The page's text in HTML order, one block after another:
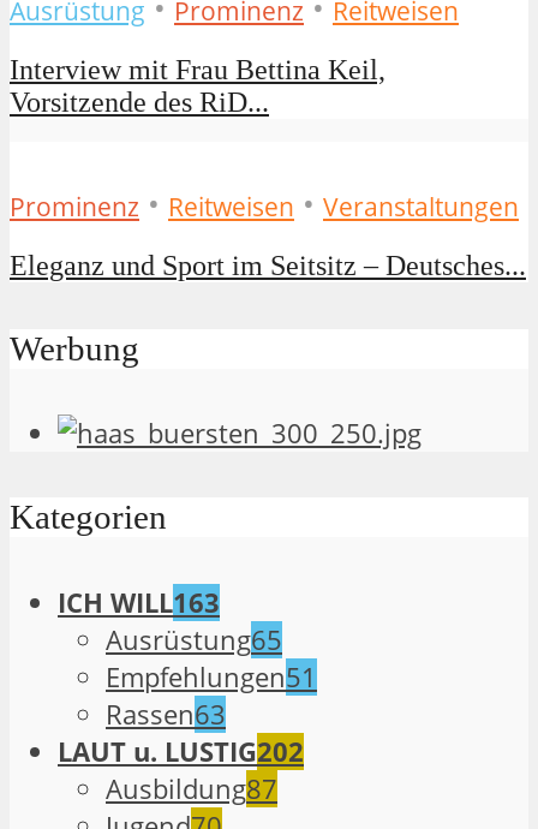
Ausrüstung • Prominenz • Reitweisen
Interview mit Frau Bettina Keil,
Vorsitzende des RiD...
Prominenz • Reitweisen • Veranstaltungen
Eleganz und Sport im Seitsitz – Deutsches...
Werbung
Kategorien
ICH WILL163
Ausrüstung65
Empfehlungen51
Rassen63
LAUT u. LUSTIG202
Ausbildung87